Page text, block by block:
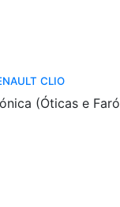
CLIO
(Óticas e